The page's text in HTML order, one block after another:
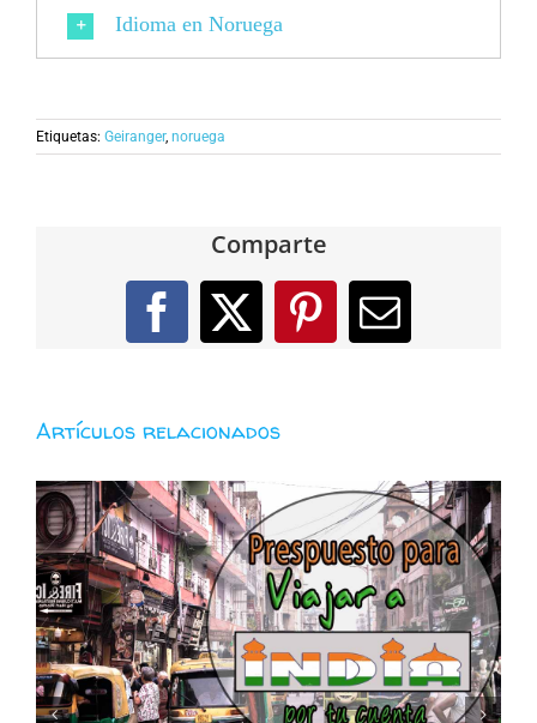
Idioma en Noruega
Etiquetas: Geiranger, noruega
Comparte
Facebook
X PinterestCorreo
Artículos relacionados